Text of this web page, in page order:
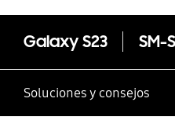
Galaxy S23 SM-
Soluciones y consejos